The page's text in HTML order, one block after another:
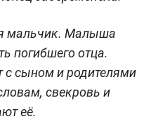
мальчик. Малыша
погибшего отца.
с сыном и родителями
свекровь и
её.